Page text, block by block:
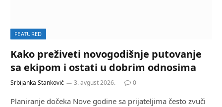
FEATURED
Kako preživeti novogodišnje putovanje
sa ekipom i ostati u dobrim odnosima
Srbijanka Stanković 3. avgust 2026. 0
Planiranje dočeka Nove godine sa prijateljima često zvuči